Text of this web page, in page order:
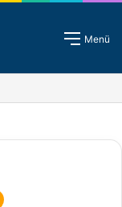
Menü